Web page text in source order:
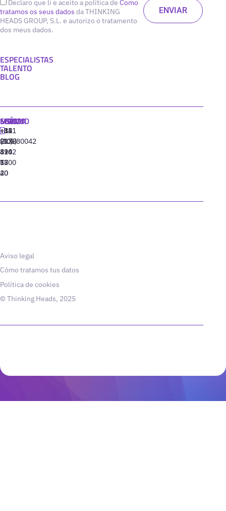
Declaro que li e aceito a política de Como
tratamos os seus dados da THINKING
HEADS GROUP, S.L. e autorizo o tratamento
dos meus dados.
ESPECIALISTAS
TALENTO
BLOG
MADRID
+34
91
310
77
40
MIAMI
+1
(305)
424
13
20
SEÚL
+82
(10)
8942
6800
LISBOA
‪+351
213880042
Aviso legal
Cómo tratamos tus datos
Política de cookies
© Thinking Heads, 2025